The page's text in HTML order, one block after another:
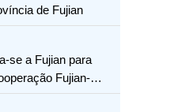
de Fujian
se a Fujian para
Fujian-